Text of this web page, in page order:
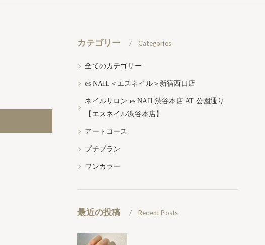
カテゴリー Categories
全てのカテゴリー
es NAIL＜エスネイル＞新宿西口店
ネイルサロン es NAIL渋谷本店 AT 公園通り
【エスネイル渋谷本店】
アートコース
プチプラン
ワンカラー
最近の投稿 Recent Posts